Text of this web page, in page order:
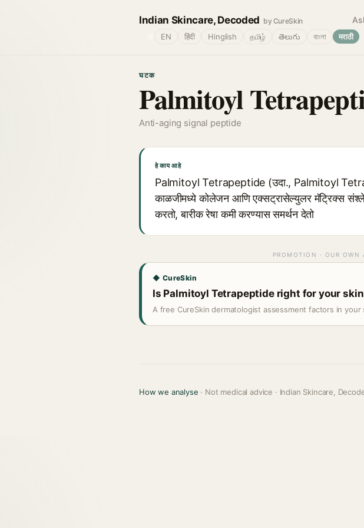
Indian Skincare, Decoded by CureSkin
EN हिंदी Hinglish தமிழ் తెలుగు বাংলা मराठी
घटक
Palmitoyl
Anti-aging signal peptide
हे काय आहे
Palmitoyl Tetrapeptide (उदा., Palmitoyl
काळजीमध्ये कोलेजन आणि एक्सट्रासेल्युलर मॅट्रिक्स
करतो, बारीक रेषा कमी करण्यास समर्थन देतो
PROMOTION · OUR
◆ CureSkin
Is Palmitoyl Tetrapeptide right for your
A free CureSkin dermatologist assessment factors in
How we analyse · Not medical advice · Indian Skincare,